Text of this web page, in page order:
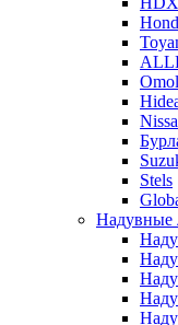
Stels
Надувные